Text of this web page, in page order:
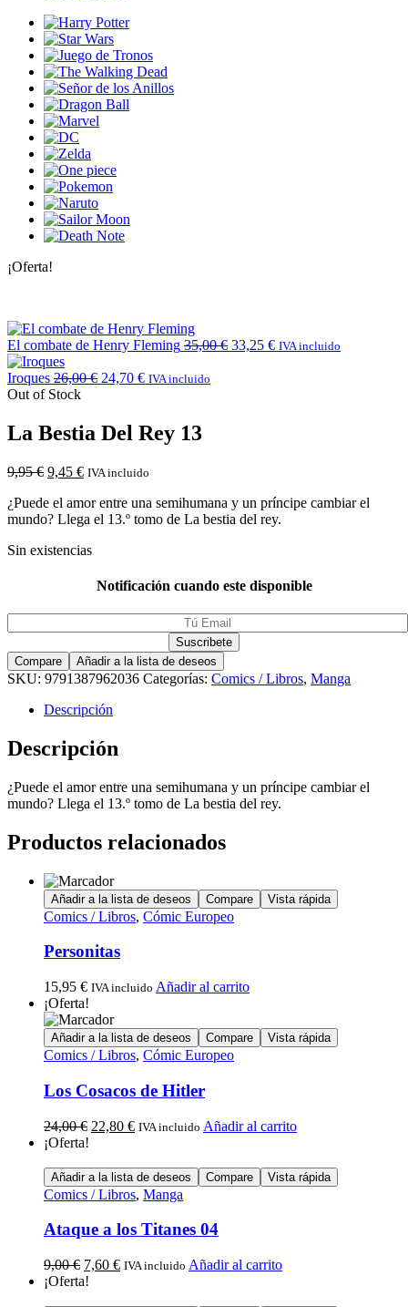
¡Oferta!
El combate de Henry Fleming 35,00€ 33,25 € IVA incluido
Iroques 26,00€ 24,70 € IVA incluido
Out of Stock
La Bestia Del Rey 13
9,95€ 9,45 € IVA incluido
¿Puede el amor entre una semihumana y un príncipe cambiar el
mundo? Llega el 13.º tomo de La bestia del rey.
Sin existencias
Notificación cuando este disponible
Compare Añadir a la lista de deseos
SKU: 9791387962036 Categorías: Comics / Libros, Manga
Descripción
Descripción
¿Puede el amor entre una semihumana y un príncipe cambiar el
mundo? Llega el 13.º tomo de La bestia del rey.
Productos relacionados
Añadir a la lista de deseos Compare Vista rápida
Comics / Libros, Cómic Europeo
Personitas
15,95 € IVA incluido Añadir al carrito
¡Oferta!
Añadir a la lista de deseos Compare Vista rápida
Comics / Libros, Cómic Europeo
Los Cosacos de Hitler
24,00€ 22,80 € IVA incluido Añadir al carrito
¡Oferta!
Añadir a la lista de deseos Compare Vista rápida
Comics / Libros, Manga
Ataque a los Titanes 04
9,00€ 7,60 € IVA incluido Añadir al carrito
¡Oferta!